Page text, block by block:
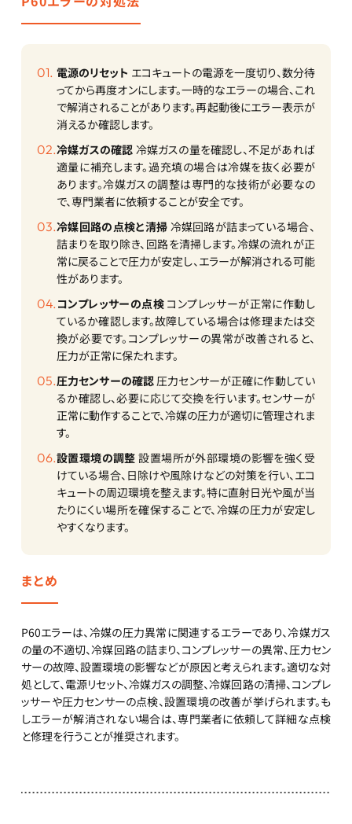
電源のリセット エコキュートの電源を一度切り、数分待
ってから再度オンにします。一時的なエラーの場合、これ
で解消されることがあります。再起動後にエラー表示が
消えるか確認します。
冷媒ガスの確認 冷媒ガスの量を確認し、不足があれば
適量に補充します。過充填の場合は冷媒を抜く必要が
あります。冷媒ガスの調整は専門的な技術が必要なの
で、専門業者に依頼することが安全です。
冷媒回路の点検と清掃 冷媒回路が詰まっている場合、
詰まりを取り除き、回路を清掃します。冷媒の流れが正
常に戻ることで圧力が安定し、エラーが解消される可能
性があります。
コンプレッサーの点検コンプレッサーが正常に作動し
ているか確認します。故障している場合は修理または交
換が必要です。コンプレッサーの異常が改善されると、
圧力が正常に保たれます。
圧力センサーの確認 圧力センサーが正確に作動してい
るか確認し、必要に応じて交換を行います。センサーが
正常に動作することで、冷媒の圧力が適切に管理されま
す。
設置環境の調整 設置場所が外部環境の影響を強く受
けている場合、日除けや風除けなどの対策を行い、エコ
キュートの周辺環境を整えます。特に直射日光や風が当
たりにくい場所を確保することで、冷媒の圧力が安定し
やすくなります。
まとめ
P60エラーは、冷媒の圧力異常に関連するエラーであり、冷媒ガス
の量の不適切、冷媒回路の詰まり、コンプレッサーの異常、圧力セン
サーの故障、設置環境の影響などが原因と考えられます。適切な対
処として、電源リセット、冷媒ガスの調整、冷媒回路の清掃、コンプレ
ッサーや圧力センサーの点検、設置環境の改善が挙げられます。も
しエラーが解消されない場合は、専門業者に依頼して詳細な点検
と修理を行うことが推奨されます。